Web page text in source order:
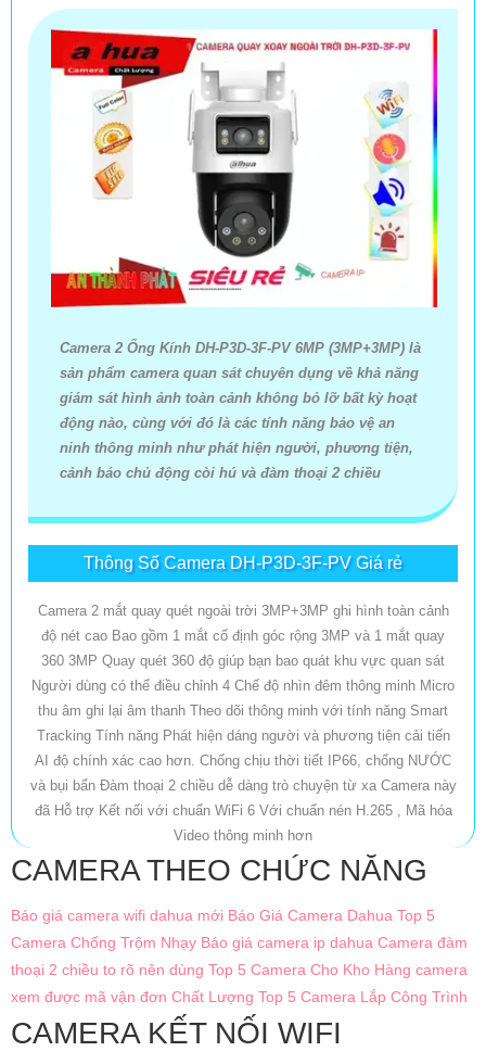
Camera 2 Ống Kính DH-P3D-3F-PV 6MP (3MP+3MP) là
sản phẩm camera quan sát chuyên dụng về khả năng
giám sát hình ảnh toàn cảnh không bỏ lỡ bất kỳ hoạt
động nào, cùng với đó là các tính năng bảo vệ an
ninh thông minh như phát hiện người, phương tiện,
cảnh báo chủ động còi hú và đàm thoại 2 chiều
Thông Số Camera DH-P3D-3F-PV Giá rẻ
Camera 2 mắt quay quét ngoài trời 3MP+3MP ghi hình toàn cảnh
độ nét cao Bao gồm 1 mắt cố định góc rộng 3MP và 1 mắt quay
360 3MP Quay quét 360 độ giúp bạn bao quát khu vực quan sát
Người dùng có thể điều chỉnh 4 Chế độ nhìn đêm thông minh Micro
thu âm ghi lại âm thanh Theo dõi thông minh với tính năng Smart
Tracking Tính năng Phát hiện dáng người và phương tiện cải tiến
AI độ chính xác cao hơn. Chống chịu thời tiết IP66, chống NƯỚC
và bụi bẩn Đàm thoại 2 chiều dễ dàng trò chuyện từ xa Camera này
đã Hỗ trợ Kết nối với chuẩn WiFi 6 Với chuẩn nén H.265 , Mã hóa
Video thông minh hơn
CAMERA THEO CHỨC NĂNG
Báo giá camera wifi dahua mới Báo Giá Camera Dahua Top 5
Camera Chống Trộm Nhạy Báo giá camera ip dahua Camera đàm
thoại 2 chiều to rõ nên dùng Top 5 Camera Cho Kho Hàng camera
xem được mã vận đơn Chất Lượng Top 5 Camera Lắp Công Trình
CAMERA KẾT NỐI WIFI